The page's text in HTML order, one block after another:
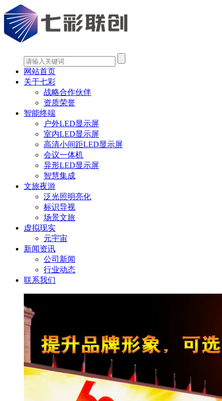
网站首页
关于七彩
战略合作伙伴
资质荣誉
智能终端
户外LED显示屏
室内LED显示屏
高清小间距LED显示屏
会议一体机
异形LED显示屏
智慧集成
文旅夜游
泛光照明亮化
标识导视
场景文旅
虚拟现实
元宇宙
新闻资讯
公司新闻
行业动态
联系我们